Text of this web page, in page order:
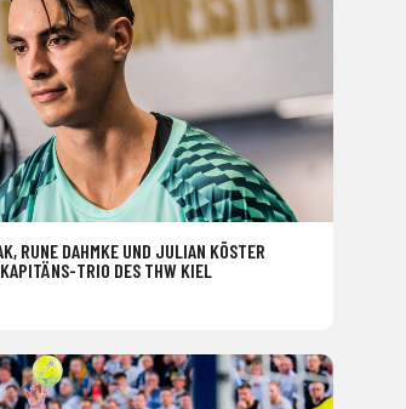
RUNE DAHMKE UND JULIAN KÖSTER
TRIO DES THW KIEL